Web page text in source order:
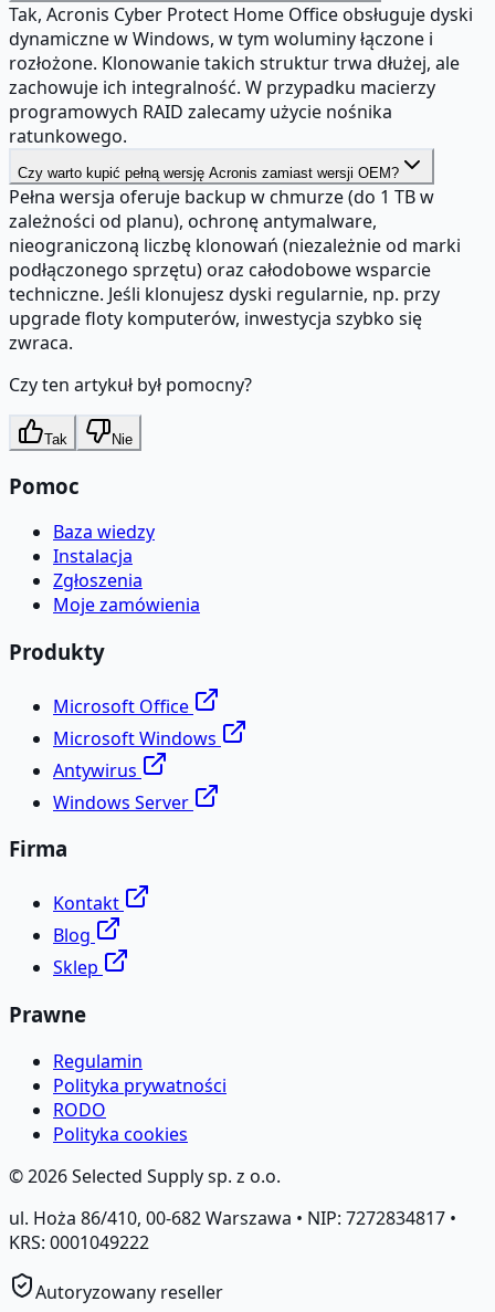
Tak, Acronis Cyber Protect Home Office obsługuje dyski
dynamiczne w Windows, w tym woluminy łączone i
rozłożone. Klonowanie takich struktur trwa dłużej, ale
zachowuje ich integralność. W przypadku macierzy
programowych RAID zalecamy użycie nośnika
ratunkowego.
Czy warto kupić pełną wersję Acronis zamiast wersji OEM?
Pełna wersja oferuje backup w chmurze (do 1 TB w
zależności od planu), ochronę antymalware,
nieograniczoną liczbę klonowań (niezależnie od marki
podłączonego sprzętu) oraz całodobowe wsparcie
techniczne. Jeśli klonujesz dyski regularnie, np. przy
upgrade floty komputerów, inwestycja szybko się
zwraca.
Czy ten artykuł był pomocny?
Tak Nie
Pomoc
Baza wiedzy
Instalacja
Zgłoszenia
Moje zamówienia
Produkty
Microsoft Office
Microsoft Windows
Antywirus
Windows Server
Firma
Kontakt
Blog
Sklep
Prawne
Regulamin
Polityka prywatności
RODO
Polityka cookies
©2026Selected Supply sp. z o.o.
ul. Hoża 86/410, 00-682 Warszawa • NIP: 7272834817 •
KRS: 0001049222
Autoryzowany reseller